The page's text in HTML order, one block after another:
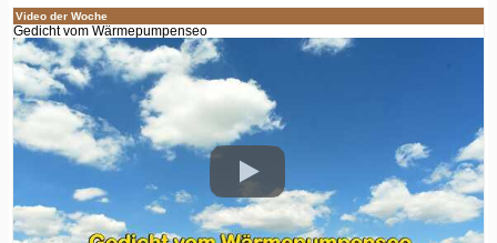
Video der Woche
Gedicht vom Wärmepumpenseo